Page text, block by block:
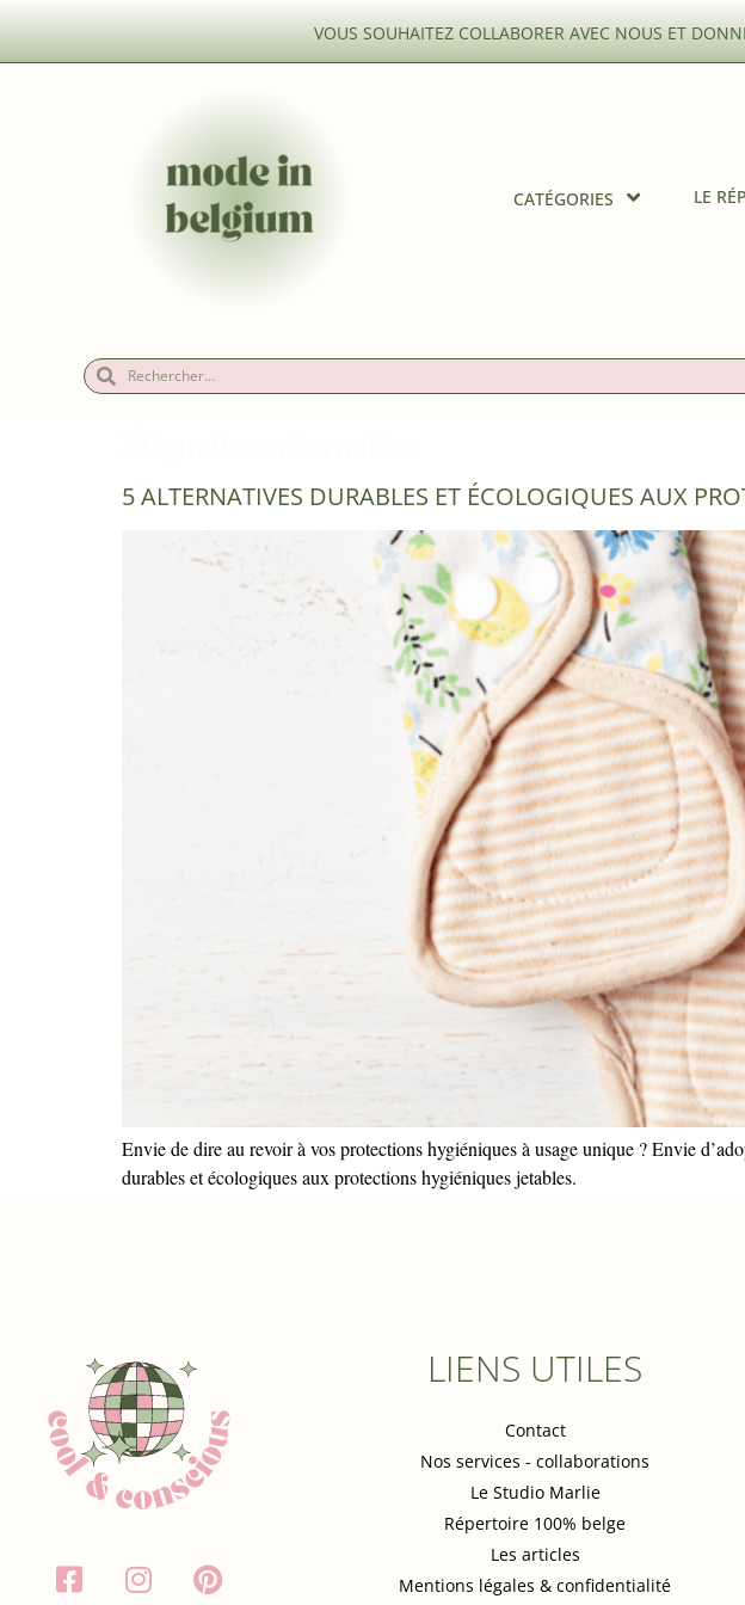
VOUS SOUHAITEZ COLLABORER AVEC NOUS ET
CATÉGORIES LE
5 ALTERNATIVES DURABLES ET ÉCOLOGIQUES AUX
Envie de dire au revoir à vos protections hygiéniques à usage unique ? Envie
durables et écologiques aux protections hygiéniques jetables.
LIENS UTILES
Contact
Nos services - collaborations
Le Studio Marlie
Répertoire 100% belge
Les articles
Mentions légales & confidentialité